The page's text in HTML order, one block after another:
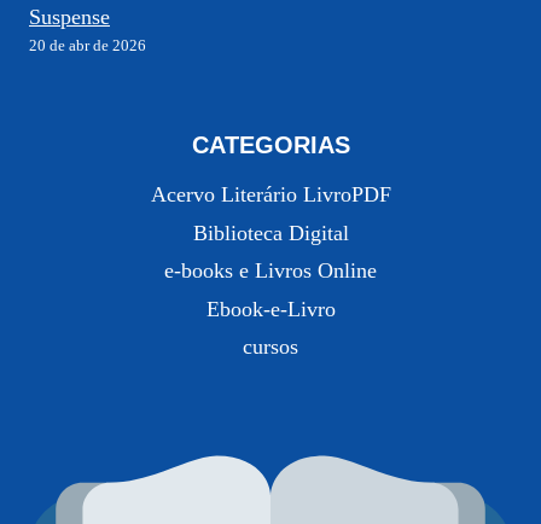
Suspense
20 de abr de 2026
CATEGORIAS
Acervo Literário LivroPDF
Biblioteca Digital
e-books e Livros Online
Ebook-e-Livro
cursos